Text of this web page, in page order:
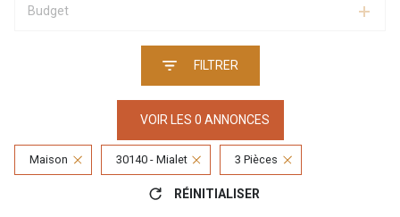
Budget
FILTRER
VOIR LES 0 ANNONCES
Maison 30140 - Mialet 3 Pièces
RÉINITIALISER